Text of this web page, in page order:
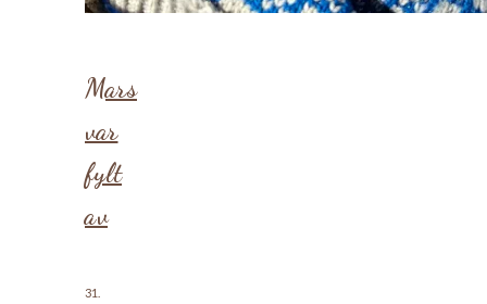
Mars
var
fylt
av
31.